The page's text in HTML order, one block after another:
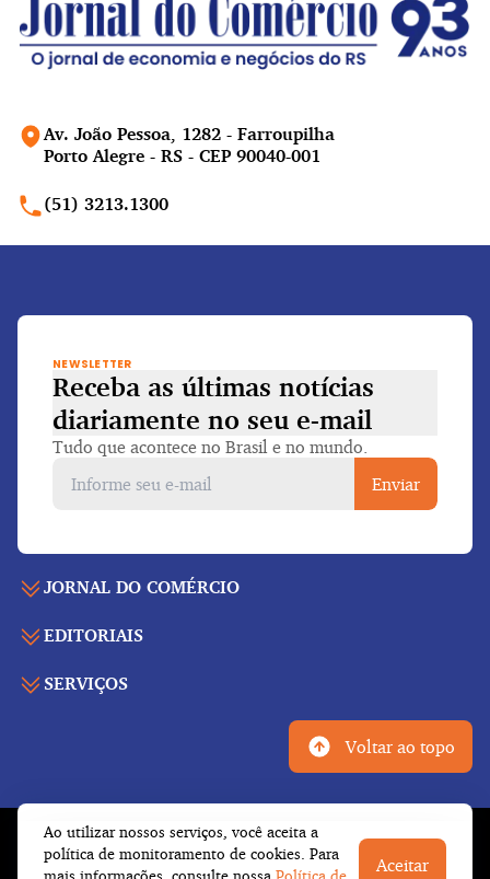
Ao utilizar nossos serviços, você aceita a
política de monitoramento de cookies. Para
mais informações, consulte nossa Política de Aceitar
Av. João Pessoa, 1282 - Farroupilha
Porto Alegre - RS - CEP 90040-001
(51) 3213.1300
Voltar ao topo
JORNAL DO COMÉRCIO
Capa
Publicidade legal
Fale conosco
EDITORIAIS
Economia
Esportes
Cultura
SERVIÇOS
Galeria de vídeos
Tempo
Newsletter
NEWSLETTER
Receba as últimas notícias
diariamente no seu e-mail
Tudo que acontece no Brasil e no mundo.
Enviar
© Copyright 2026 Empresa Jornalística J.C. Jarros
Ltda.Todos os direitos reservados